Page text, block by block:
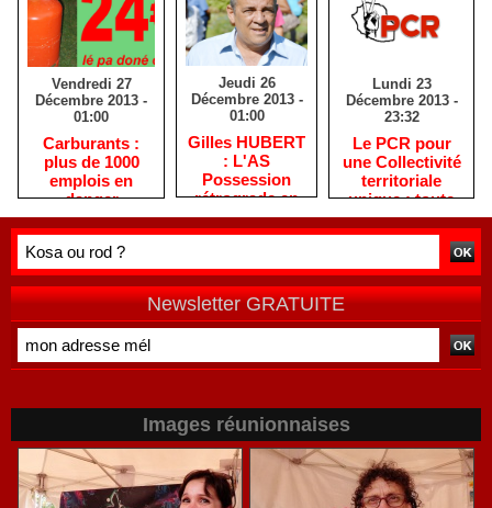
Vendredi 27
Décembre 2013 -
01:00
Carburants :
plus de 1000
emplois en
danger
Jeudi 26
Décembre 2013 -
01:00
Gilles HUBERT
: L'AS
Possession
rétrograde en
deuxième
division
Lundi 23
Décembre 2013 -
23:32
Le PCR pour
une Collectivité
territoriale
unique : toute
autre prise de
position ne peut
qu'individuelle
Newsletter GRATUITE
Images réunionnaises